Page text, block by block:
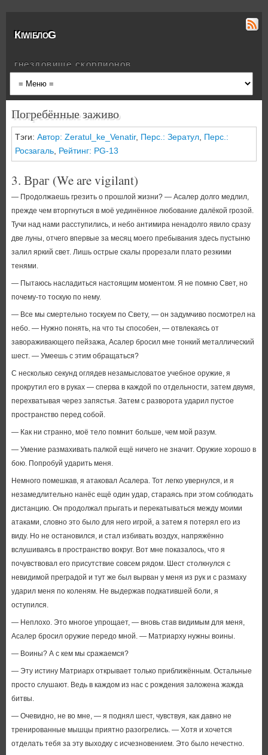
КiwiблоG
гнездовище скорпионов
Погребённые заживо
Тэги: Автор: Zeratul_ke_Venatir, Перс.: Зератул, Перс.:
Росзагаль, Рейтинг: PG-13
3. Враг (We are vigilant)
— Продолжаешь грезить о прошлой жизни? — Асалер долго медлил,
прежде чем вторгнуться в моё уединённое любование далёкой грозой.
Тучи над нами расступились, и небо антимира ненадолго явило сразу
две луны, отчего впервые за месяц моего пребывания здесь пустыню
залил яркий свет. Лишь острые скалы прорезали плато резкими
тенями.
— Пытаюсь насладиться настоящим моментом. Я не помню Свет, но
почему-то тоскую по нему.
— Все мы смертельно тоскуем по Свету, — он задумчиво посмотрел на
небо. — Нужно понять, на что ты способен, — отвлекаясь от
завораживающего пейзажа, Асалер бросил мне тонкий металлический
шест. — Умеешь с этим обращаться?
С несколько секунд оглядев незамысловатое учебное оружие, я
прокрутил его в руках — сперва в каждой по отдельности, затем двумя,
перехватывая через запястья. Затем с разворота ударил пустое
пространство перед собой.
— Как ни странно, моё тело помнит больше, чем мой разум.
— Умение размахивать палкой ещё ничего не значит. Оружие хорошо в
бою. Попробуй ударить меня.
Немного помешкав, я атаковал Асалера. Тот легко увернулся, и я
незамедлительно нанёс ещё один удар, стараясь при этом соблюдать
дистанцию. Он продолжал прыгать и перекатываться между моими
атаками, словно это было для него игрой, а затем я потерял его из
виду. Но не остановился, и стал избивать воздух, напряжённо
вслушиваясь в пространство вокруг. Вот мне показалось, что я
почувствовал его присутствие совсем рядом. Шест столкнулся с
невидимой преградой и тут же был вырван у меня из рук и с размаху
ударил меня по коленям. Не выдержав подкатившей боли, я
оступился.
— Неплохо. Это многое упрощает, — вновь став видимым для меня,
Асалер бросил оружие передо мной. — Матриарху нужны воины.
— Воины? А с кем мы сражаемся?
— Эту истину Матриарх открывает только приближённым. Остальные
просто слушают. Ведь в каждом из нас с рождения заложена жажда
битвы.
— Очевидно, не во мне, — я поднял шест, чувствуя, как давно не
тренированные мышцы приятно разогрелись. — Хотя и хочется
отделать тебя за эту выходку с исчезновением. Это было нечестно.